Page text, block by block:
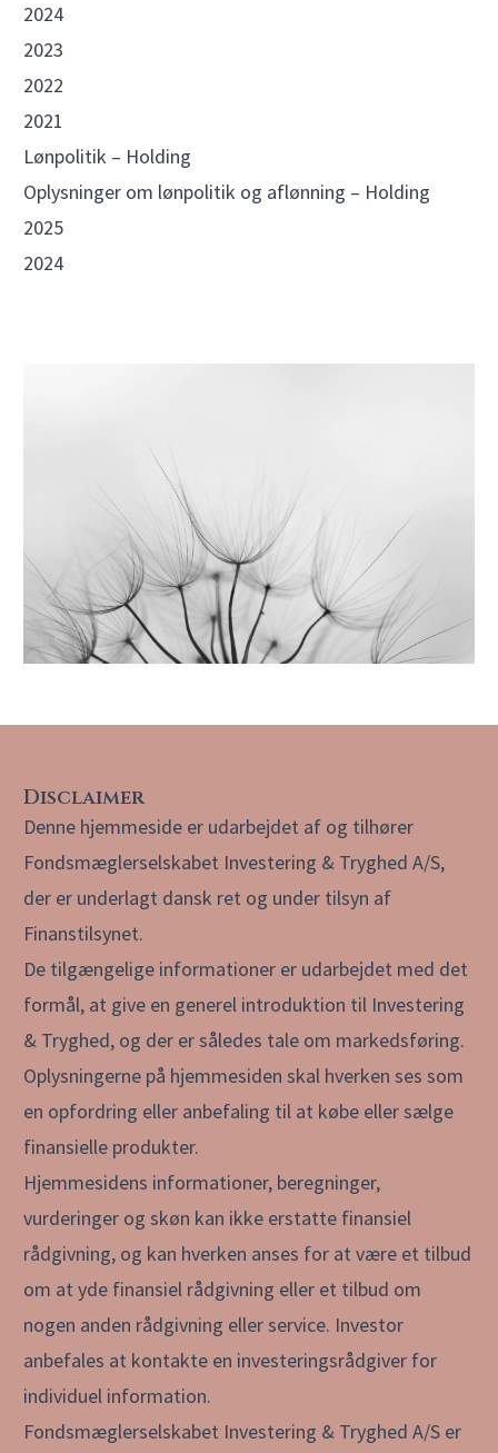
2024
2023
2022
2021
Lønpolitik – Holding
Oplysninger om lønpolitik og aflønning – Holding
2025
2024
Disclaimer
Denne hjemmeside er udarbejdet af og tilhører
Fondsmæglerselskabet Investering & Tryghed A/S,
der er underlagt dansk ret og under tilsyn af
Finanstilsynet.
De tilgængelige informationer er udarbejdet med det
formål, at give en generel introduktion til Investering
& Tryghed, og der er således tale om markedsføring.
Oplysningerne på hjemmesiden skal hverken ses som
en opfordring eller anbefaling til at købe eller sælge
finansielle produkter.
Hjemmesidens informationer, beregninger,
vurderinger og skøn kan ikke erstatte finansiel
rådgivning, og kan hverken anses for at være et tilbud
om at yde finansiel rådgivning eller et tilbud om
nogen anden rådgivning eller service. Investor
anbefales at kontakte en investeringsrådgiver for
individuel information.
Fondsmæglerselskabet Investering & Tryghed A/S er